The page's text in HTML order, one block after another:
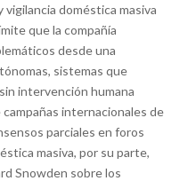
doméstica masiva
que la compañía
desde una
sistemas que
intervención humana
internacionales de
parciales en foros
masiva, por su parte,
Snowden sobre los